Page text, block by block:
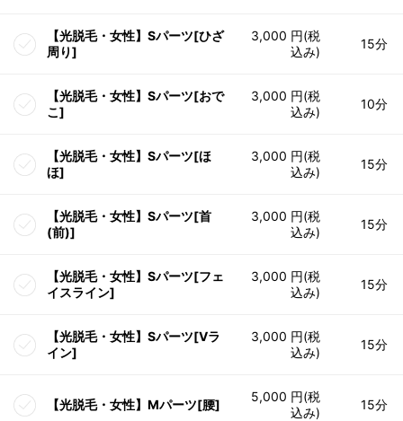
【光脱毛・女性】Sパーツ[ひざ
周り]
3,000 円(税
込み)
15分
【光脱毛・女性】Sパーツ[おで
こ]
3,000 円(税
込み)
10分
【光脱毛・女性】Sパーツ[ほ
ほ]
3,000 円(税
込み)
15分
【光脱毛・女性】Sパーツ[首
(前)]
3,000 円(税
込み)
15分
【光脱毛・女性】Sパーツ[フェ
イスライン]
3,000 円(税
込み)
15分
【光脱毛・女性】Sパーツ[Vラ
イン]
3,000 円(税
込み)
15分
【光脱毛・女性】Mパーツ[腰]
5,000 円(税
込み)
15分